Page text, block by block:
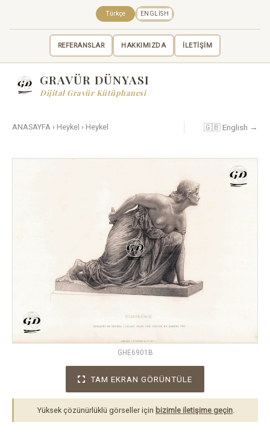
REFERANSLAR HAKKIMIZDA İLETİŞİM
Türkçe ENGLISH
GRAVÜR DÜNYASI
Dijital Gravür Kütüphanesi
ANASAYFA › Heykel › Heykel 🇬🇧 English →
GHE6901B
TAM EKRAN GÖRÜNTÜLE
Yüksek çözünürlüklü görseller için bizimle iletişime geçin.